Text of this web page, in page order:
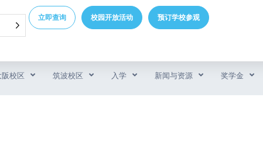
立即查询 校园开放活动 预订学校参观
阪校区 筑波校区 入学 新闻与资源 奖学金